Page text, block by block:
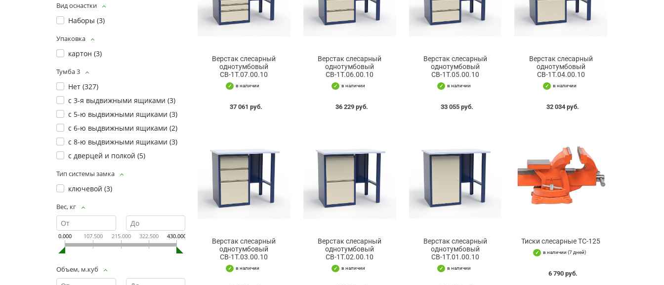
Вид оснастки
Наборы (3)
Упаковка
картон (3)
Тумба 3
Нет (327)
с 3-я выдвижными ящиками (3)
с 5-ю выдвижными ящиками (3)
с 6-ю выдвижными ящиками (2)
с 8-ю выдвижными ящиками (3)
с дверцей и полкой (5)
Тип системы замка
ключевой (3)
Вес, кг
0.000 107.500 215.000 322.500 430.000
Объем, м.куб
Верстак слесарный
однотумбовый
СВ-1Т.07.00.10
в наличии
37 061 руб.
Верстак слесарный
однотумбовый
СВ-1Т.06.00.10
в наличии
36 229 руб.
Верстак слесарный
однотумбовый
СВ-1Т.05.00.10
в наличии
33 055 руб.
Верстак слесарный
однотумбовый
СВ-1Т.04.00.10
в наличии
32 034 руб.
Верстак слесарный
однотумбовый
СВ-1Т.03.00.10
в наличии
Верстак слесарный
однотумбовый
СВ-1Т.02.00.10
в наличии
Верстак слесарный
однотумбовый
СВ-1Т.01.00.10
в наличии
Тиски слесарные TC-125
в наличии (7 дней)
6 790 руб.